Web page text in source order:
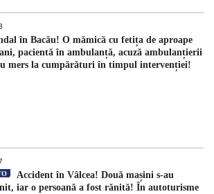
în Bacău! O mămică cu fetița de aproape
pacientă în ambulanță, acuză ambulanțierii
mers la cumpărături în timpul intervenției!
Accident în Vâlcea! Două mașini s-au
iar o persoană a fost rănită! În autoturisme